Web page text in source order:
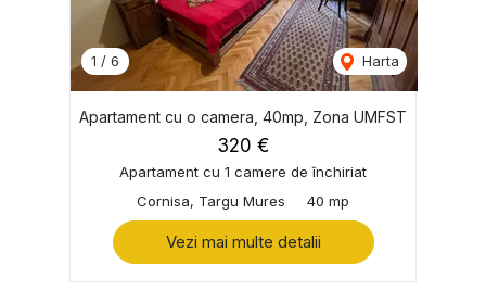
1 / 6 Harta
Apartament cu o camera, 40mp, Zona UMFST
320 €
Apartament cu 1 camere de închiriat
Cornisa, Targu Mures
40 mp
Vezi mai multe detalii